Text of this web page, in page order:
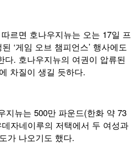
따르면 호나우지뉴는 오는 17일 프
‘게임 오브 챔피언스’ 행사에도
다. 호나우지뉴의 여권이 압류된
차질이 생길 듯하다.
지뉴는 500만 파운드(한화 약 73
자네이루의 저택에서 두 여성과
가 나오기도 했다.